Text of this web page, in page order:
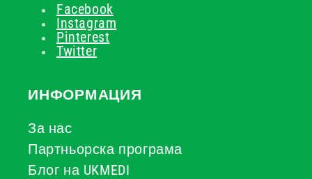
Facebook
Instagram
Pinterest
Twitter
ИНФОРМАЦИЯ
За нас
Партньорска програма
Блог на UKMEDI